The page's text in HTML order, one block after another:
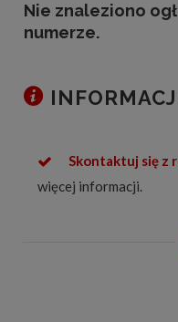
Nie znaleziono
numerze.
Skontaktuj się z
więcej informacji.